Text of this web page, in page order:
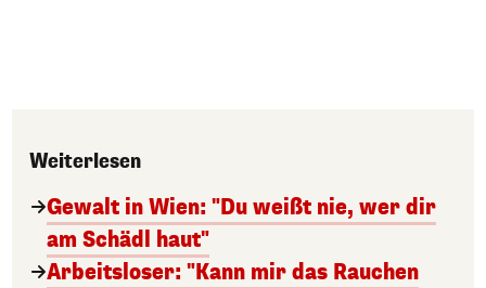
Weiterlesen
Gewalt in Wien: "Du weißt nie, wer dir
am Schädl haut"
Arbeitsloser: "Kann mir das Rauchen